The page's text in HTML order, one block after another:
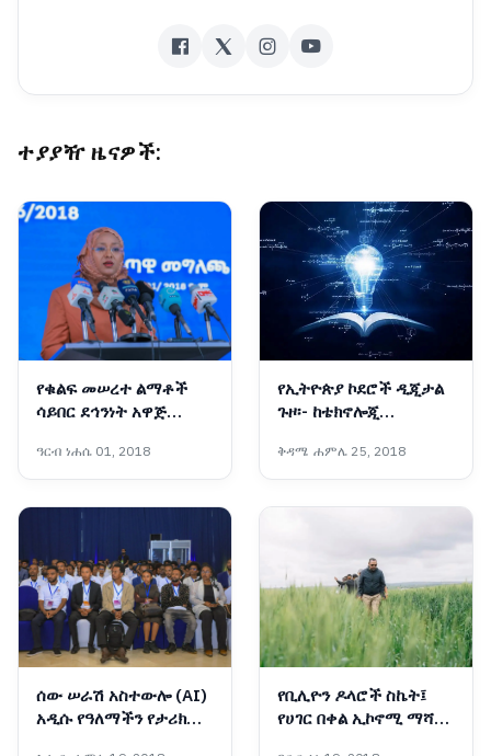
ተያያዥ ዜናዎች:
የቁልፍ መሠረተ ልማቶች
ሳይበር ደኅንነት አዋጅ
ጉዞ ደኅንነትን ለማረጋገጥ
ወሳኝ ነው፡- ኢንሳ
ዓርብ ነሐሴ 01, 2018
የኢትዮጵያ ኮደሮች ዲጂታል
ጉዞ፡- ከቴክኖሎጂ
ቅዳሜ ሐምሌ 25, 2018
ሰው ሠራሽ አስተውሎ (AI)
አዲሱ የዓለማችን የታሪክ
የቢሊዮን ዶላሮች ስኬት፤
የሀገር በቀል ኢኮኖሚ ማሻሻያ